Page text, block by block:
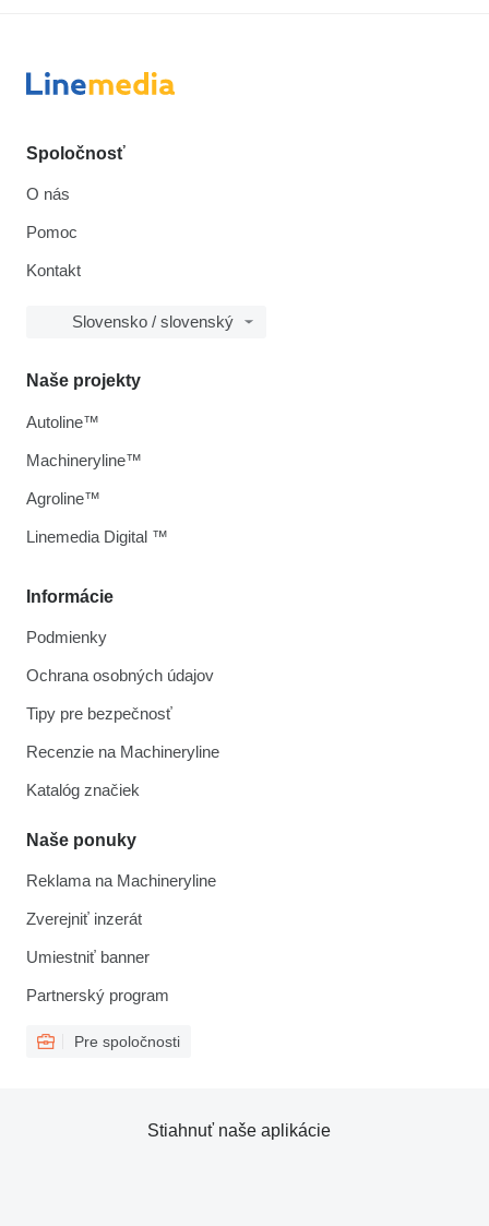
Spoločnosť
O nás
Pomoc
Kontakt
Slovensko / slovenský
Informácie
Podmienky
Ochrana osobných údajov
Tipy pre bezpečnosť
Recenzie na Machineryline
Katalóg značiek
Naše ponuky
Reklama na Machineryline
Zverejniť inzerát
Umiestniť banner
Partnerský program
Pre spoločnosti
Naše projekty
Autoline™
Machineryline™
Agroline™
Linemedia Digital ™
Stiahnuť naše aplikácie